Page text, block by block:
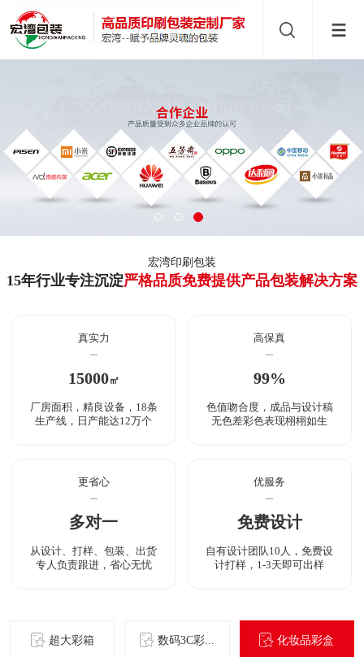
宏湾印刷包装
15年行业专注沉淀严格品质免费提供产品包装解决方案
真实力
15000㎡
厂房面积，精良设备，18条
生产线，日产能达12万个
高保真
99%
色值吻合度，成品与设计稿
无色差彩色表现栩栩如生
更省心
多对一
从设计、打样、包装、出货
专人负责跟进，省心无忧
优服务
免费设计
自有设计团队10人，免费设
计打样，1-3天即可出样
超大彩箱 数码3C彩... 化妆品彩盒